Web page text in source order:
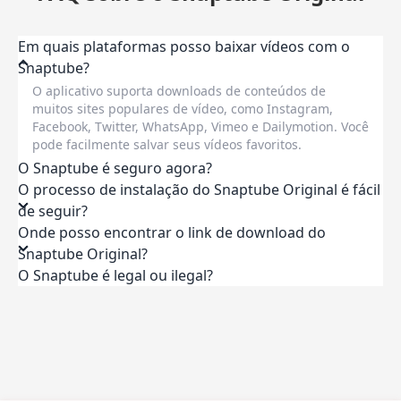
Em quais plataformas posso baixar vídeos com o
Snaptube?
O aplicativo suporta downloads de conteúdos de
muitos sites populares de vídeo, como Instagram,
Facebook, Twitter, WhatsApp, Vimeo e Dailymotion. Você
pode facilmente salvar seus vídeos favoritos.
O Snaptube é seguro agora?
O processo de instalação do Snaptube Original é fácil
de seguir?
Onde posso encontrar o link de download do
Snaptube Original?
O Snaptube é legal ou ilegal?